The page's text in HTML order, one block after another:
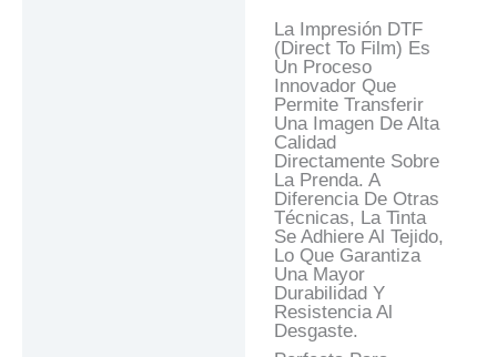
La Impresión DTF
(Direct To Film) Es
Un Proceso
Innovador Que
Permite Transferir
Una Imagen De Alta
Calidad
Directamente Sobre
La Prenda. A
Diferencia De Otras
Técnicas, La Tinta
Se Adhiere Al Tejido,
Lo Que Garantiza
Una Mayor
Durabilidad Y
Resistencia Al
Desgaste.